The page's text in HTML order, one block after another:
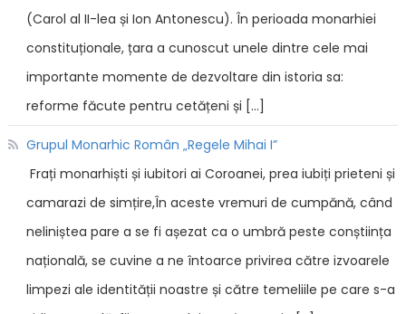
(Carol al II-lea și Ion Antonescu). În perioada monarhiei
constituționale, țara a cunoscut unele dintre cele mai
importante momente de dezvoltare din istoria sa:
reforme făcute pentru cetățeni și […]
Grupul Monarhic Român „Regele Mihai I”
Frați monarhiști și iubitori ai Coroanei, prea iubiți prieteni și
camarazi de simțire,În aceste vremuri de cumpănă, când
neliniștea pare a se fi așezat ca o umbră peste conștiința
națională, se cuvine a ne întoarce privirea către izvoarele
limpezi ale identității noastre și către temeliile pe care s-a